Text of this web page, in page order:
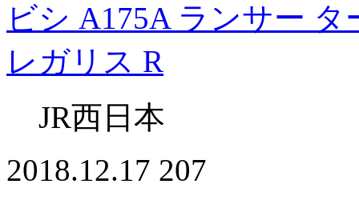
ビシ A175A ランサー
レガリス R
JR西日本
2018.12.17 207